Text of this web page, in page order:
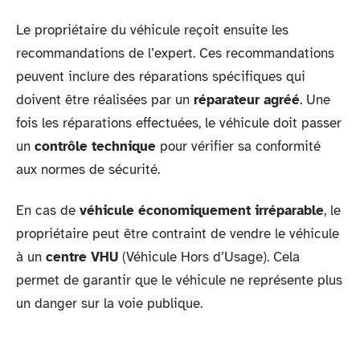
Le propriétaire du véhicule reçoit ensuite les
recommandations de l’expert. Ces recommandations
peuvent inclure des réparations spécifiques qui
doivent être réalisées par un réparateur agréé. Une
fois les réparations effectuées, le véhicule doit passer
un contrôle technique pour vérifier sa conformité
aux normes de sécurité.
En cas de véhicule économiquement irréparable, le
propriétaire peut être contraint de vendre le véhicule
à un centre VHU (Véhicule Hors d’Usage). Cela
permet de garantir que le véhicule ne représente plus
un danger sur la voie publique.